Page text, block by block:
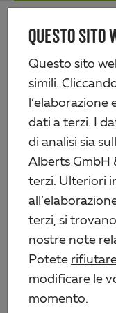
QUESTO SITO
Questo sito
simili.
l’elaborazione
dati a terzi. I
di analisi sia
Alberts GmbH
terzi. Ulteriori
terzi, si
nostre note
Potete
modificare le
momento.
Skip
content
Alberts
Prodotti Tecnologia di
Set ferramenta per